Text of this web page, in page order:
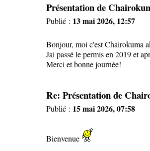
Présentation de
Publié : 13 mai 2026, 12:57
Bonjour, moi c'est Chairokuma
Jai passé le permis en 2019 et
Merci et bonne journée!
Re: Présentation de
Publié : 15 mai 2026, 07:58
Bienvenue